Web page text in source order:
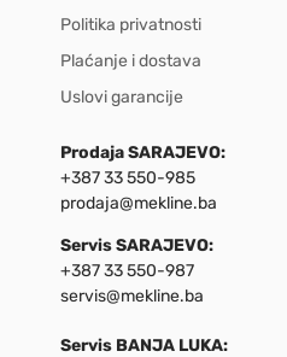
Politika privatnosti
Plaćanje i dostava
Uslovi garancije
Prodaja SARAJEVO:
+387 33 550-985
prodaja@mekline.ba
Servis SARAJEVO:
+387 33 550-987
servis@mekline.ba
Servis BANJA LUKA: